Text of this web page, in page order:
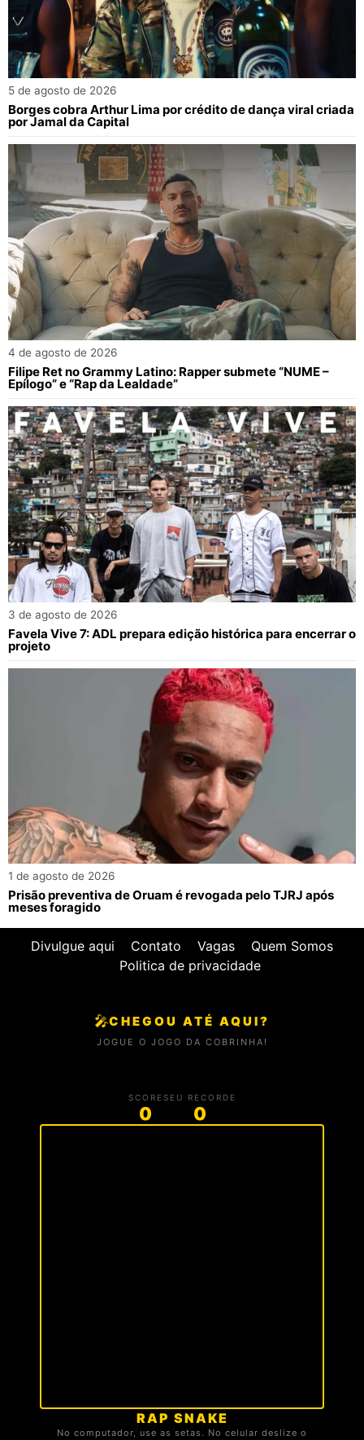
5 de agosto de 2026
Borges cobra Arthur Lima por crédito de dança viral criada
por Jamal da Capital
4 de agosto de 2026
Filipe Ret no Grammy Latino: Rapper submete “NUME –
Epílogo” e “Rap da Lealdade”
3 de agosto de 2026
Favela Vive 7: ADL prepara edição histórica para encerrar o
projeto
1 de agosto de 2026
Prisão preventiva de Oruam é revogada pelo TJRJ após
meses foragido
Divulgue aqui Contato Vagas
Quem Somos
Politica de privacidade
🎤CHEGOU ATÉ AQUI?
JOGUE O JOGO DA COBRINHA!
SCORE
0
SEU RECORDE
0
RAP SNAKE
No computador, use as setas. No celular deslize o
🏆 TOP 3 DA TROPA